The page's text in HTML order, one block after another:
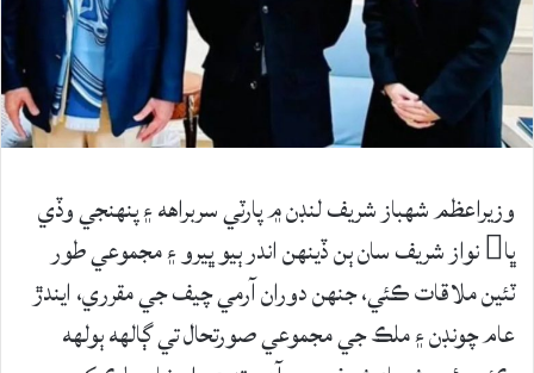
وزيراعظم شهباز شريف لنڊن ۾ پارٽي سربراهه ۽ پنهنجي وڏي
ڀا نواز شريف سان ٻن ڏينهن اندر ٻيو ڀيرو ۽ مجموعي طور
ٽئين ملاقات ڪئي، جنهن دوران آرمي چيف جي مقرري، ايندڙ
عام چونڊن ۽ ملڪ جي مجموعي صورتحال تي ڳالهه ٻولهه